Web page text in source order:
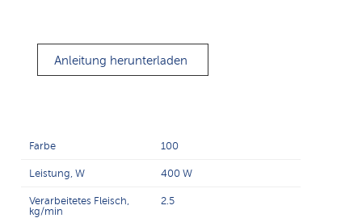
Anleitung herunterladen
Farbe 100
Leistung, W 400 W
Verarbeitetes Fleisch,
kg/min
2.5